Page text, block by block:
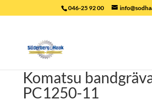
046-25 92 00
Komatsu
PC1250-11